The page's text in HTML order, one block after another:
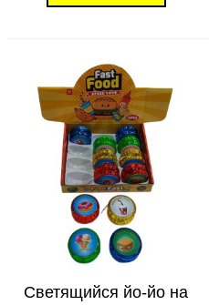
Светящийся йо-йо на